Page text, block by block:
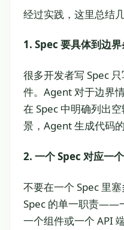
经过实践，这里总结
1. Spec 要具体到边
很多开发者写 Spec
件。Agent 对于边界
在 Spec 中明确列出
景，Agent 生成代码
2. 一个 Spec 对应一
不要在一个 Spec 里
Spec 的单一职责——
一个组件或一个 API